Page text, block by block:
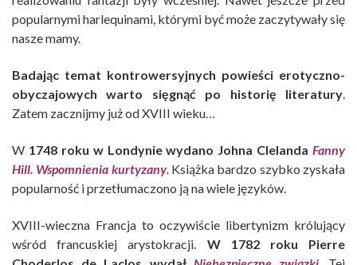
popularnymi harlequinami, którymi być może zaczytywały się
nasze mamy.
Badając temat kontrowersyjnych powieści erotyczno-
obyczajowych warto sięgnąć po historię literatury.
Zatem zacznijmy już od XVIII wieku…
W 1748 roku w Londynie wydano Johna Clelanda Fanny
Hill. Wspomnienia kurtyzany. Książka bardzo szybko zyskała
popularność i przetłumaczono ją na wiele języków.
XVIII-wieczna Francja to oczywiście libertynizm królujący
wśród francuskiej arystokracji. W 1782 roku Pierre